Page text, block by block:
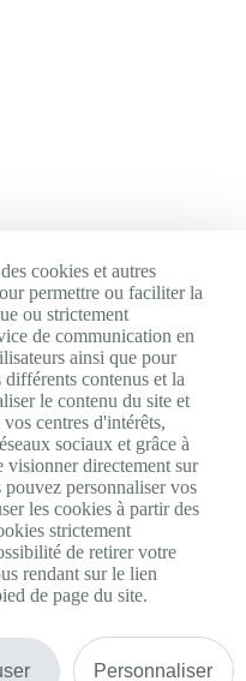
De 9h à 18h.
cookies et autres
permettre ou faciliter la
ou strictement
de communication en
ainsi que pour
différents contenus et la
le contenu du site et
centres d'intérêts,
sociaux et grâce à
visionner directement sur
personnaliser vos
les cookies à partir des
strictement
de retirer votre
rendant sur le lien
de page du site.
Personnaliser